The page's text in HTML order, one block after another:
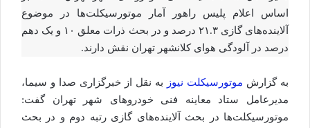
اساس اعلام پلیس راهور آمار موتورسیکلت‌ها در موضوع
آلاینده‌های گازی ۲۱.۳ درصد و در بحث ذرات معلق ۱۰ و یک دهم
درصد در آلودگی هوای کلانشهر تهران نقش دارند.
به گزارش موتورسیکلت نیوز
به نقل از خبرگزاری صدا و سیما،
مدیرعامل ستاد معاینه فنی خودرو‌های شهر تهران گفت:
موتورسیکلت‌ها در بحث آلاینده‌های گازی رتبه دوم و در بحث